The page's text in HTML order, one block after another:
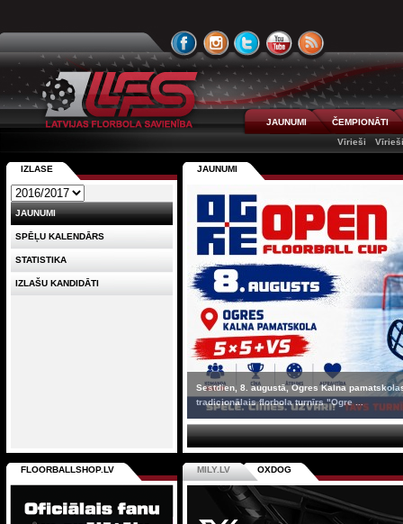
JAUNUMI
ČEMPIONĀTI
Vīrieši
JAUNUMI
Sestdien, 8. augustā, Ogres Kalna
tradicionālais florbola turnīrs "Ogre ...
MILY.LV OXDOG
IZLASE
JAUNUMI
SPĒĻU KALENDĀRS
STATISTIKA
IZLAŠU KANDIDĀTI
FLOORBALLSHOP.LV